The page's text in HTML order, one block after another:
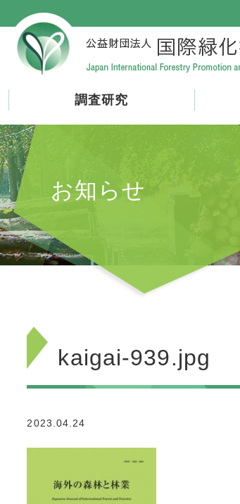
調査研究
お知らせ
kaigai-939.jpg
2023.04.24